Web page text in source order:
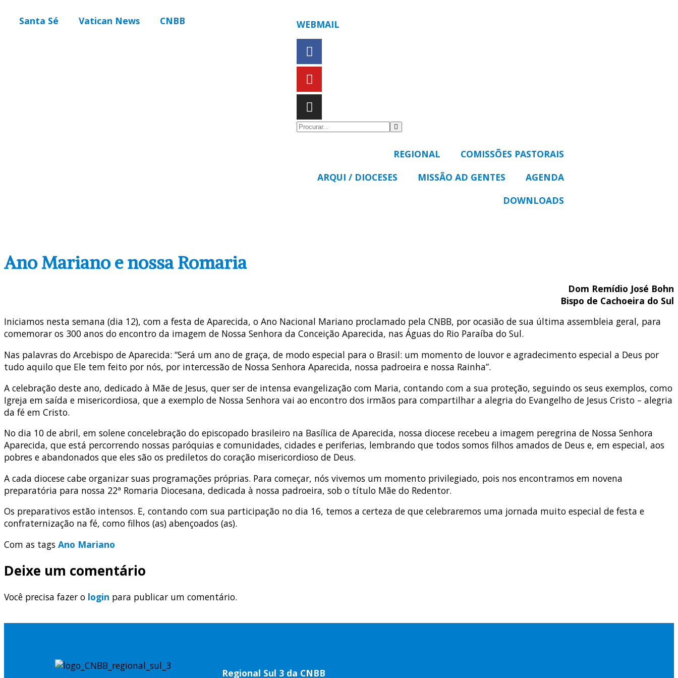
Santa Sé Vatican News CNBB WEBMAIL
REGIONAL
COMISSÕES PASTORAIS
ARQUI / DIOCESES
MISSÃO AD GENTES
AGENDA
DOWNLOADS
Ano Mariano e nossa Romaria
Dom Remídio José Bohn
Bispo de Cachoeira do Sul
Iniciamos nesta semana (dia 12), com a festa de Aparecida, o Ano Nacional Mariano proclamado pela CNBB, por ocasião de sua última assembleia geral, para
comemorar os 300 anos do encontro da imagem de Nossa Senhora da Conceição Aparecida, nas Águas do Rio Paraíba do Sul.
Nas palavras do Arcebispo de Aparecida: “Será um ano de graça, de modo especial para o Brasil: um momento de louvor e agradecimento especial a Deus por
tudo aquilo que Ele tem feito por nós, por intercessão de Nossa Senhora Aparecida, nossa padroeira e nossa Rainha”.
A celebração deste ano, dedicado à Mãe de Jesus, quer ser de intensa evangelização com Maria, contando com a sua proteção, seguindo os seus exemplos, como
Igreja em saída e misericordiosa, que a exemplo de Nossa Senhora vai ao encontro dos irmãos para compartilhar a alegria do Evangelho de Jesus Cristo – alegria
da fé em Cristo.
No dia 10 de abril, em solene concelebração do episcopado brasileiro na Basílica de Aparecida, nossa diocese recebeu a imagem peregrina de Nossa Senhora
Aparecida, que está percorrendo nossas paróquias e comunidades, cidades e periferias, lembrando que todos somos filhos amados de Deus e, em especial, aos
pobres e abandonados que eles são os prediletos do coração misericordioso de Deus.
A cada diocese cabe organizar suas programações próprias. Para começar, nós vivemos um momento privilegiado, pois nos encontramos em novena
preparatória para nossa 22ª Romaria Diocesana, dedicada à nossa padroeira, sob o título Mãe do Redentor.
Os preparativos estão intensos. E, contando com sua participação no dia 16, temos a certeza de que celebraremos uma jornada muito especial de festa e
confraternização na fé, como filhos (as) abençoados (as).
Com as tags Ano Mariano
Deixe um comentário
Você precisa fazer o login para publicar um comentário.
Regional Sul 3 da CNBB